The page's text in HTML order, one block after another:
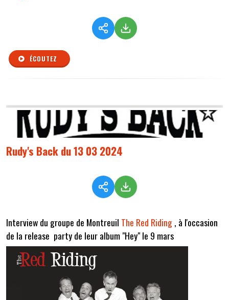
ÉCOUTEZ
Rudy's Back du 13 03 2024
Interview du groupe de Montreuil The Red Riding, à l'occasion
de la release party de leur album "Hey" le 9 mars